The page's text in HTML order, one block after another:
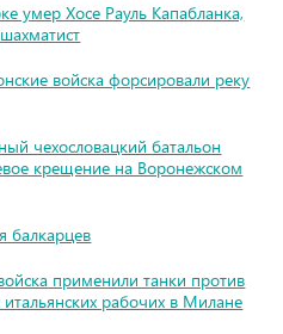
умер Хосе Рауль Капабланка,
войска форсировали реку
чехословацкий батальон
крещение на Воронежском
балкарцев
применили танки против
рабочих в Милане